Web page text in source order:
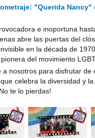
"Querida Nancy"
e inoportuna
abre las puertas del
en la década de
del movimiento
a nosotros para disfrutar de
celebra la diversidad y
te lo pierdas!